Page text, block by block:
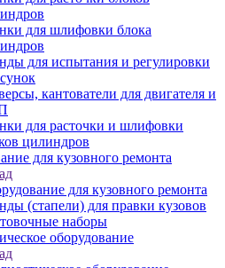
для шлифовки блока
для испытания и регулировки
кантователи для двигателя и
для расточки и шлифовки
цилиндров
для кузовного ремонта
для кузовного ремонта
(стапели) для правки кузовов
наборы
оборудование